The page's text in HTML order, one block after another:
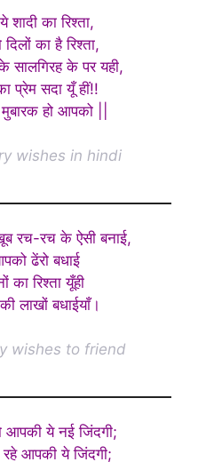
शादी का रिश्ता,
का है रिश्ता,
सालगिरह के पर यही,
प्रेम सदा यूँ हीं!!
मुबारक हो आपको ||
wishes in hindi
रच-रच के ऐसी बनाई,
ढेंरो बधाई
का रिश्ता यूँही
लाखों बधाईयाँ।
wishes to friend
आपकी ये नई जिंदगी;
आपकी ये जिंदगी;